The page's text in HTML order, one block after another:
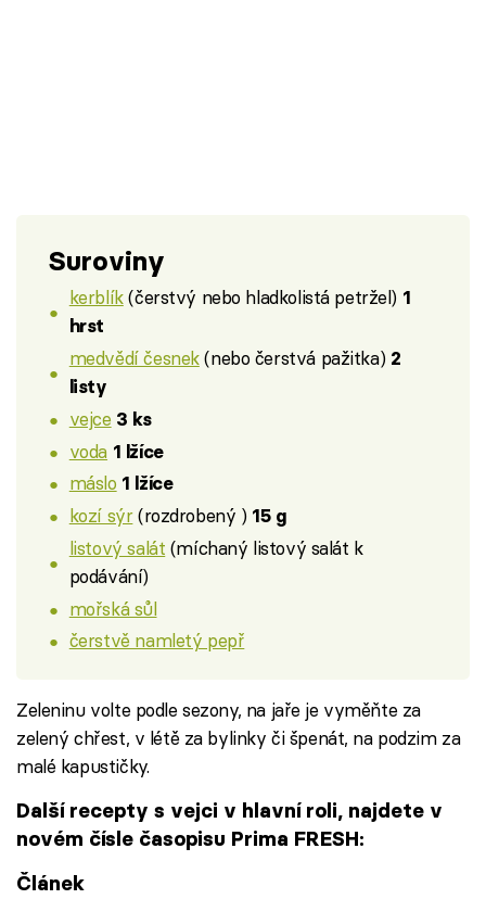
Suroviny
kerblík(čerstvý nebo hladkolistá petržel) 1
hrst
medvědí česnek(nebo čerstvá pažitka) 2
listy
vejce 3 ks
voda 1 lžíce
máslo 1 lžíce
kozí sýr(rozdrobený ) 15 g
listový salát (míchaný listový salát k
podávání)
mořská sůl
čerstvě namletý pepř
Zeleninu volte podle sezony, na jaře je vyměňte za
zelený chřest, v létě za bylinky či špenát, na podzim za
malé kapustičky.
Další recepty s vejci v hlavní roli, najdete v
novém čísle časopisu Prima FRESH:
Článek